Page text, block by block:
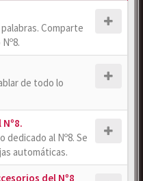
Comparte
de todo lo
dedicado al Nº8. Se
automáticas.
del Nº8